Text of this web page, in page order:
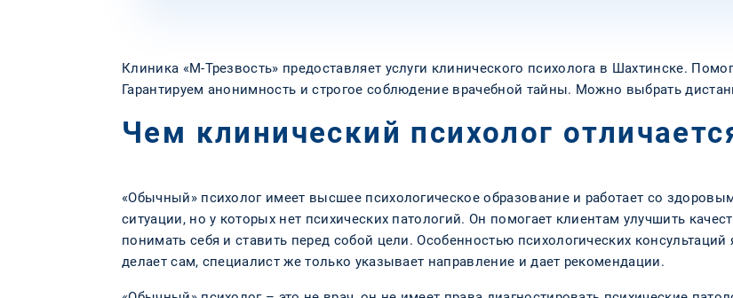
Клиника «М-Трезвость» предоставляет услуги клинического психолога в Шахтинске.
Гарантируем анонимность и строгое соблюдение врачебной тайны. Можно выбрать
Чем клинический психолог
«Обычный» психолог имеет высшее психологическое образование и работает со
ситуации, но у которых нет психических патологий. Он помогает клиентам улучшить
понимать себя и ставить перед собой цели. Особенностью психологических
делает сам, специалист же только указывает направление и дает рекомендации.